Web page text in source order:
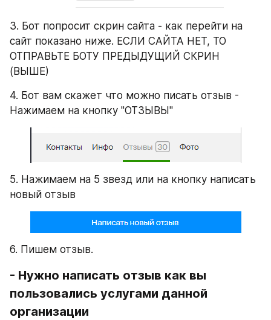
3. Бот попросит скрин сайта - как перейти на
сайт показано ниже. ЕСЛИ САЙТА НЕТ, ТО
ОТПРАВЬТЕ БОТУ ПРЕДЫДУЩИЙ СКРИН
(ВЫШЕ)
4. Бот вам скажет что можно писать отзыв -
Нажимаем на кнопку "ОТЗЫВЫ"
5. Нажимаем на 5 звезд или на кнопку написать
новый отзыв
6. Пишем отзыв.
- Нужно написать отзыв как вы
пользовались услугами данной
организации